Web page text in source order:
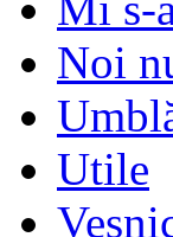
Noi
Utile